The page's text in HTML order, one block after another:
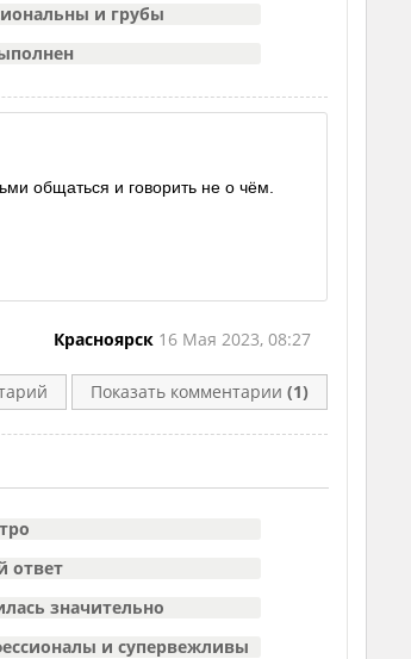
и грубы
общаться и говорить не о чём.
Красноярск16 Мая 2023, 08:27
Показать комментарии (1)
ответ
значительно
и супервежливы